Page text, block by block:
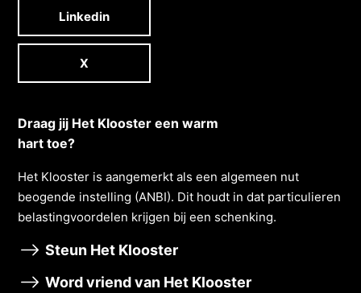
Linkedin
X
Draag jij Het Klooster een warm
hart toe?
Het Klooster is aangemerkt als een algemeen nut
beogende instelling (ANBI). Dit houdt in dat particulieren
belastingvoordelen krĳgen bĳ een schenking.
Steun Het Klooster
Word vriend van Het Klooster